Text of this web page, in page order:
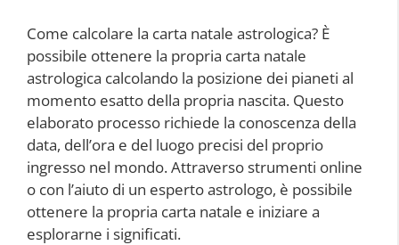
Come calcolare la carta natale astrologica? È
possibile ottenere la propria carta natale
astrologica calcolando la posizione dei pianeti al
momento esatto della propria nascita. Questo
elaborato processo richiede la conoscenza della
data, dell’ora e del luogo precisi del proprio
ingresso nel mondo. Attraverso strumenti online
o con l’aiuto di un esperto astrologo, è possibile
ottenere la propria carta natale e iniziare a
esplorarne i significati.